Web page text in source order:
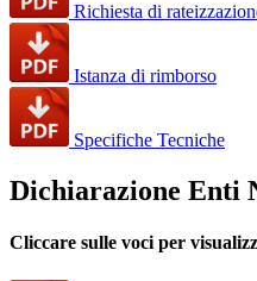
Richiesta di
Istanza di rimborso
Specifiche Tecniche
Dichiarazione Enti
Cliccare sulle voci per